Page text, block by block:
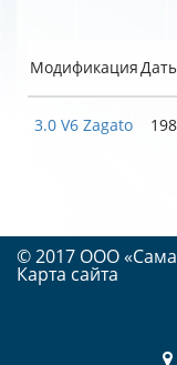
Модификация
3.0 V6 Zagato
© 2017 OOO
Карта сайта